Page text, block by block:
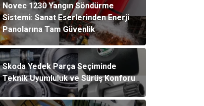
Novec 1230 Yangın Söndürme
Sistemi: Sanat Eserlerinden Enerji
Panolarına Tam Güvenlik
Skoda Yedek Parça Seçiminde
Teknik Uyumluluk ve Sürüş Konforu